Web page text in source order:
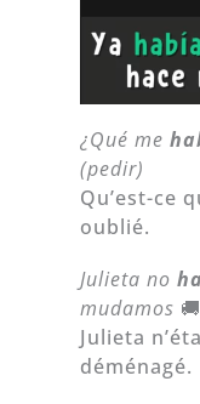
¿Qué me
(pedir)
Qu’est-ce
oublié.
Julieta no
mudamos
Julieta
déménagé.